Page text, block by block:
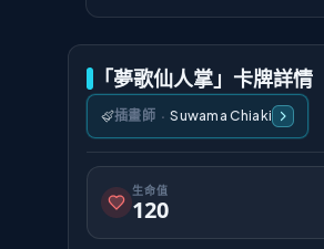
「夢歌仙人掌」卡牌詳情
插畫師 · Suwama Chiaki
生命值
120